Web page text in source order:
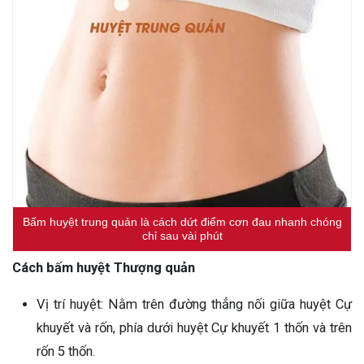
Bấm huyệt trung quản là cách dứt điểm cơn đau nhanh chóng
chỉ sau vài phút
Cách bấm huyệt Thượng quản
Vị trí huyệt: Nằm trên đường thẳng nối giữa huyệt Cự
khuyết và rốn, phía dưới huyệt Cự khuyết 1 thốn và trên
rốn 5 thốn.